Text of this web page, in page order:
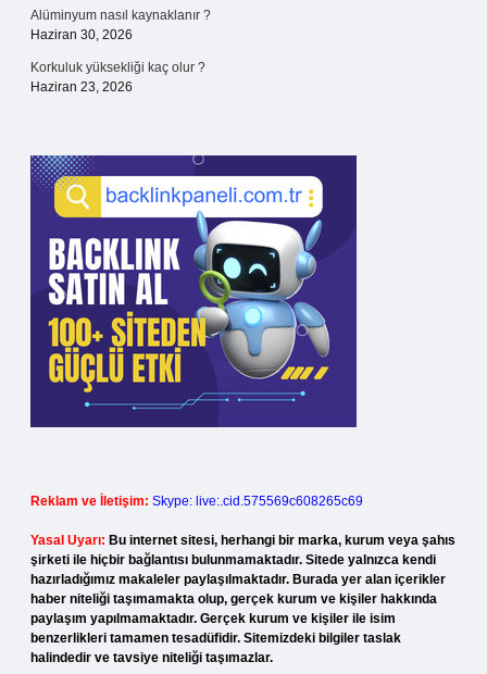
Alüminyum nasıl kaynaklanır ?
Haziran 30, 2026
Korkuluk yüksekliği kaç olur ?
Haziran 23, 2026
Reklam ve İletişim: Skype: live:.cid.575569c608265c69
Yasal Uyarı: Bu internet sitesi, herhangi bir marka, kurum veya şahıs
şirketi ile hiçbir bağlantısı bulunmamaktadır. Sitede yalnızca kendi
hazırladığımız makaleler paylaşılmaktadır. Burada yer alan içerikler
haber niteliği taşımamakta olup, gerçek kurum ve kişiler hakkında
paylaşım yapılmamaktadır. Gerçek kurum ve kişiler ile isim
benzerlikleri tamamen tesadüfidir. Sitemizdeki bilgiler taslak
halindedir ve tavsiye niteliği taşımazlar.